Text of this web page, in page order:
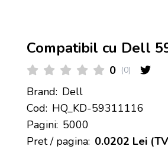
Compatibil cu Dell
0 (0)
Brand: Dell
Cod: HQ_KD-59311116
Pagini: 5000
Pret / pagina: 0.0202 Lei